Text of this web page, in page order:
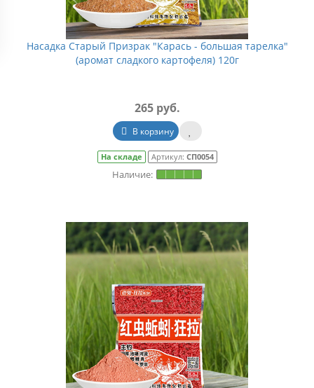
Гранулы Loonva (с силиконовыми
кольцами) "Зеленый дракон, аромат
дыни" банка 110г
370 руб.455 руб.
В корзину
Защитные рукава
Насадка Старый Призрак "Карась - большая тарелка"
(аромат сладкого картофеля) 120г
265 руб.
В корзину
На складе Артикул: СП0054